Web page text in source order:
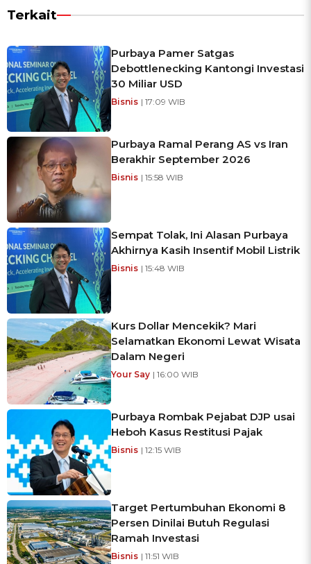
Terkait
Purbaya Pamer Satgas
Debottlenecking Kantongi Investasi
30 Miliar USD
Bisnis | 17:09 WIB
Purbaya Ramal Perang AS vs Iran
Berakhir September 2026
Bisnis | 15:58 WIB
Sempat Tolak, Ini Alasan Purbaya
Akhirnya Kasih Insentif Mobil Listrik
Bisnis | 15:48 WIB
Kurs Dollar Mencekik? Mari
Selamatkan Ekonomi Lewat Wisata
Dalam Negeri
Your Say | 16:00 WIB
Purbaya Rombak Pejabat DJP usai
Heboh Kasus Restitusi Pajak
Bisnis | 12:15 WIB
Target Pertumbuhan Ekonomi 8
Persen Dinilai Butuh Regulasi
Ramah Investasi
Bisnis | 11:51 WIB